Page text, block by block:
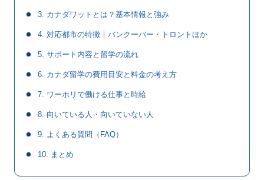
3. カナダワットとは？基本情報と強み
4. 対応都市の特徴｜バンクーバー・トロントほか
5. サポート内容と留学の流れ
6. カナダ留学の費用目安と料金の考え方
7. ワーホリで働ける仕事と時給
8. 向いている人・向いていない人
9. よくある質問（FAQ）
10. まとめ